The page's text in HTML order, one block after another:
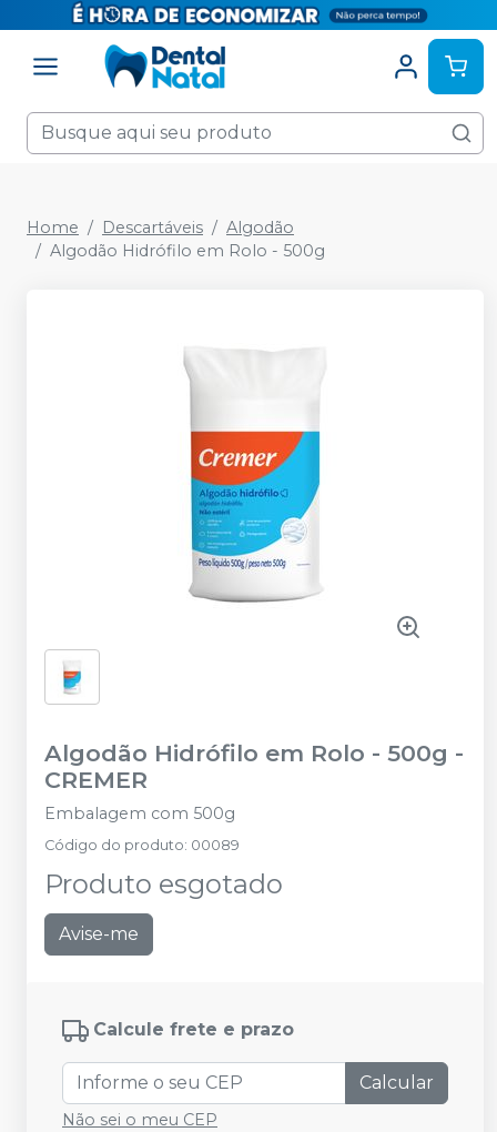
Home Descartáveis
Algodão
Algodão Hidrófilo em Rolo - 500g
Algodão Hidrófilo em Rolo - 500g -
CREMER
Embalagem com 500g
Código do produto: 00089
Produto esgotado
Avise-me
Calcule frete e prazo
Calcular
Não sei o meu CEP